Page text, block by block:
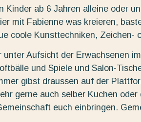
Kinder ab 6 Jahren alleine oder
mit Fabienne was kreieren,
coole Kunsttechniken, Zeichen-
Aufsicht der Erwachsenen
und Spiele und Salon-
gibst draussen auf der
gerne auch selber Kuchen
euch einbringen.